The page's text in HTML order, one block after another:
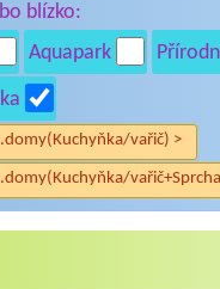
blízko:
Aquapark
vařič) >